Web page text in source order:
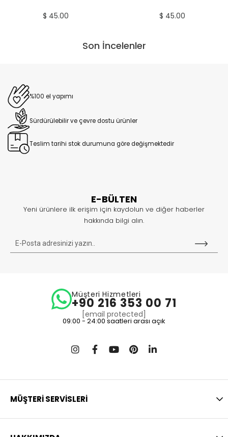
%100 el yapımı
Sürdürülebilir ve çevre dostu ürünler
Teslim tarihi stok durumuna göre değişmektedir
$ 45.00 $ 45.00
Son İncelenler
E-BÜLTEN
Yeni ürünlere ilk erişim için kaydolun ve diğer haberler
hakkında bilgi alın.
Müşteri Hizmetleri
+90 216 353 00 71
[email protected]
09:00 - 24:00 saatleri arası açık
MÜŞTERİ SERVİSLERİ